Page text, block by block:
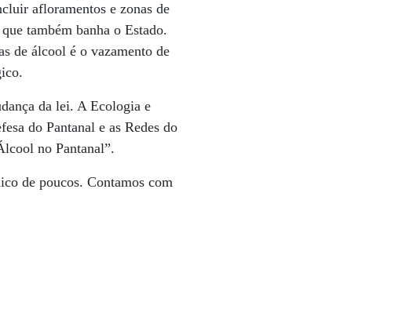
afloramentos e zonas de
também banha o Estado.
de álcool é o vazamento de
da lei. A Ecologia e
do Pantanal e as Redes do
no Pantanal”.
de poucos. Contamos com